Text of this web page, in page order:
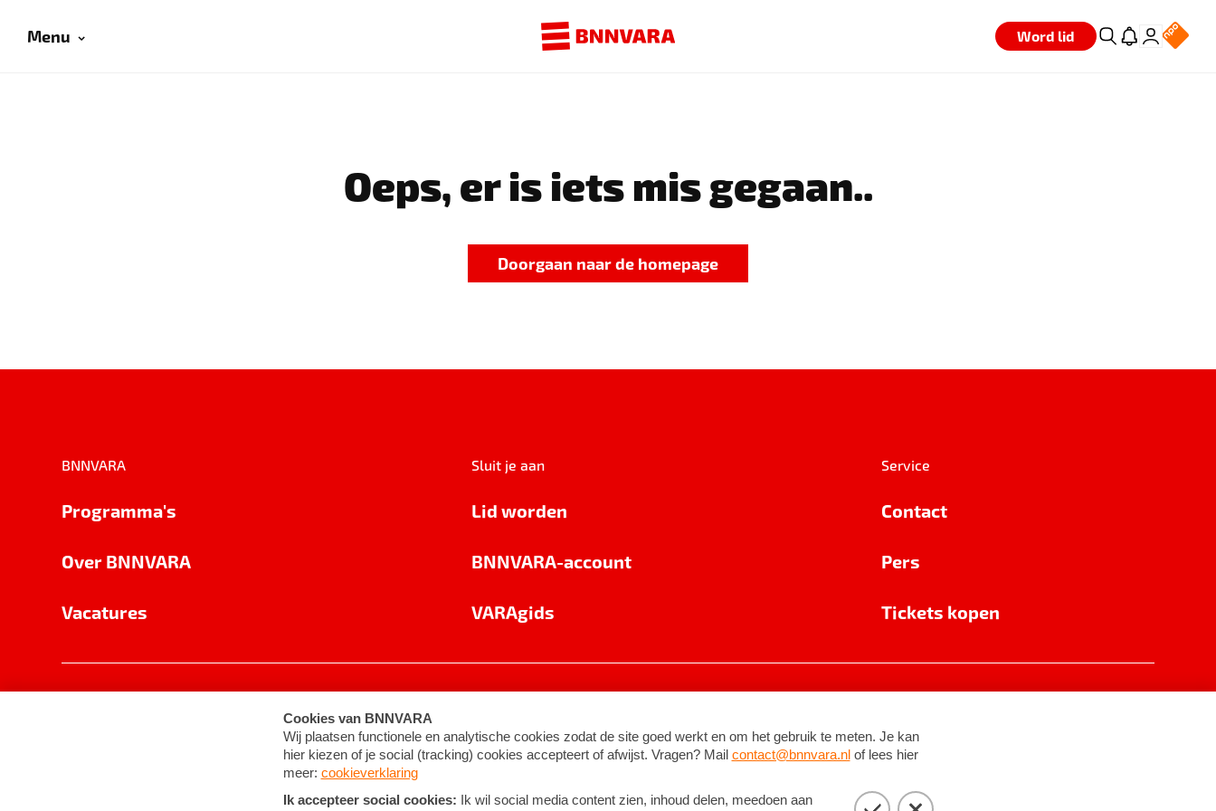
Menu Word lid
Oeps, er is iets mis gegaan..
Doorgaan naar de homepage
BNNVARA
Programma's
Over BNNVARA
Vacatures
Sluit je aan
Lid worden
BNNVARA-account
VARAgids
Service
Contact
Pers
Tickets kopen
Cookie-instellingen Algemene voorwaarden ©2026BNNVARA